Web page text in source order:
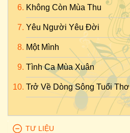
Không Còn Mùa Thu
Yêu Người Yêu Đời
Một Mình
Tình Ca Mùa Xuân
Trở Về Dòng Sông Tuổi Thơ
TƯ LIỆU